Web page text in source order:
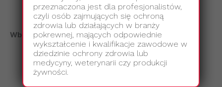
wysychaniem
Wbudowana folia medyczna
Wymiary: 38 × 38 cm
przeznaczona jest dla profesjonalistów,
czyli osób zajmujących się ochroną
zdrowia lub działających w branży
pokrewnej, mających odpowiednie
wykształcenie i kwalifikacje zawodowe w
dziedzinie ochrony zdrowia lub
medycyny, weterynarii czy produkcji
żywności.